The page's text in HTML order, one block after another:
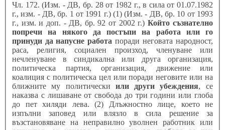
Чл. 172. (Изм. - ДВ, бр. 28 от 1982 г., в сила от 01.07.1982
г., изм. - ДВ, бр. 1 от 1991 г.) (1) (Изм. - ДВ, бр. 10 от 1993
г., изм. и доп. - ДВ, бр. 92 от 2002 г.) Който съзнателно
попречи на някого да постъпи на работа или го
принуди да напусне работа поради неговата народност,
раса, религия, социален произход, членуване или
нечленуване в синдикална или друга организация,
политическа партия, организация, движение или
коалиция с политическа цел или поради неговите или на
ближните му политически или други убеждения, се
наказва с лишаване от свобода до три години или глоба
до пет хиляди лева. (2) Длъжностно лице, което не
изпълни заповед или влязло в сила решение за
възстановяване на неправилно уволнен работник или